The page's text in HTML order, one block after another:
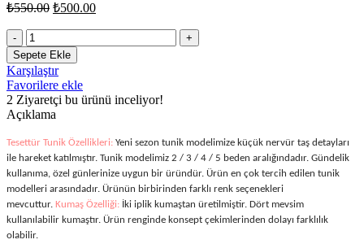
₺550.00 Orijinal
₺500.00Şu
fiyat:
₺500.00.
Kadın
Nervür
Dikim
Detaylı
Tesettür
Tunik
64-
MAVİ
adet
Sepete Ekle
Karşılaştır
Favorilere ekle
2 Ziyaretçi bu ürünü inceliyor!
Açıklama
Tesettür Tunik Özellikleri: Yeni sezon tunik modelimize küçük nervür taş detayları
ile hareket katılmıştır. Tunik modelimiz 2 / 3 / 4 / 5 beden aralığındadır. Gündelik
kullanıma, özel günlerinize uygun bir üründür. Ürün en çok tercih edilen tunik
modelleri arasındadır. Ürünün birbirinden farklı renk seçenekleri
mevcuttur. Kumaş Özelliği: İki iplik kumaştan üretilmiştir. Dört mevsim
kullanılabilir kumaştır. Ürün renginde konsept çekimlerinden dolayı farklılık
olabilir.